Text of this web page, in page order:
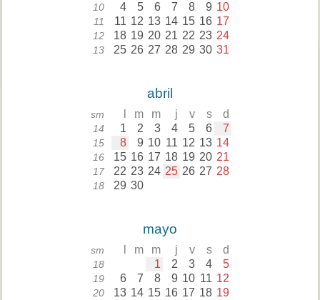
10 4 5 6 7 8 9 10
11 11 12 13 14 15 16 17
12 18 19 20 21 22 23 24
13 25 26 27 28 29 30 31
abril
sm m m j v s d
14 1 2 3 4 5 6 7
15 8 9 10 11 12 13 14
16 15 16 17 18 19 20 21
17 22 23 24 25 26 27 28
18 29 30
mayo
sm m m j v s d
18 1 2 3 4 5
19 6 7 8 9 10 11 12
20 13 14 15 16 17 18 19